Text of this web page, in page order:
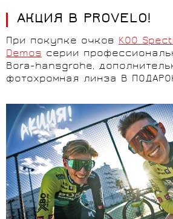
АКЦИЯ В PROVELO!
При покупке очков KOO
Demos серии
Bora-hansgrohe,
фотохромная линза В